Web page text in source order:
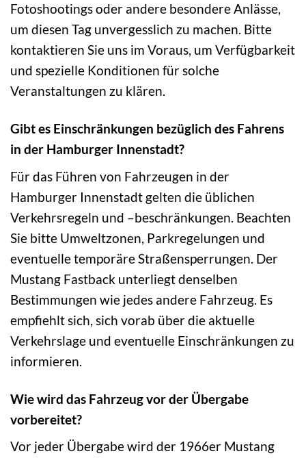
Fotoshootings oder andere besondere Anlässe,
um diesen Tag unvergesslich zu machen. Bitte
kontaktieren Sie uns im Voraus, um Verfügbarkeit
und spezielle Konditionen für solche
Veranstaltungen zu klären.
Gibt es Einschränkungen bezüglich des Fahrens
in der Hamburger Innenstadt?
Für das Führen von Fahrzeugen in der
Hamburger Innenstadt gelten die üblichen
Verkehrsregeln und –beschränkungen. Beachten
Sie bitte Umweltzonen, Parkregelungen und
eventuelle temporäre Straßensperrungen. Der
Mustang Fastback unterliegt denselben
Bestimmungen wie jedes andere Fahrzeug. Es
empfiehlt sich, sich vorab über die aktuelle
Verkehrslage und eventuelle Einschränkungen zu
informieren.
Wie wird das Fahrzeug vor der Übergabe
vorbereitet?
Vor jeder Übergabe wird der 1966er Mustang